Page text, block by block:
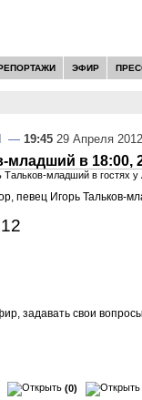
ЭФИР
— 19:45 29 Апреля 2012
младший в 18:00,
Тальков-младший в гостях
певец Игорь Тальков-
задавать свои
(0)